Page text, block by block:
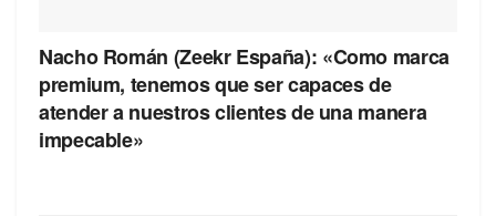
Nacho Román (Zeekr España): «Como marca
premium, tenemos que ser capaces de
atender a nuestros clientes de una manera
impecable»